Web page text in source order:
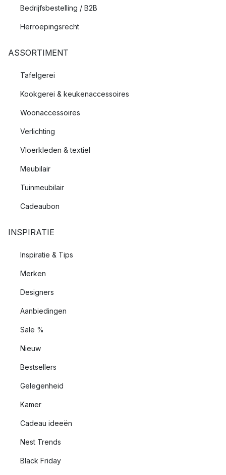
Bedrijfsbestelling / B2B
Herroepingsrecht
ASSORTIMENT
Tafelgerei
Kookgerei & keukenaccessoires
Woonaccessoires
Verlichting
Vloerkleden & textiel
Meubilair
Tuinmeubilair
Cadeaubon
INSPIRATIE
Inspiratie & Tips
Merken
Designers
Aanbiedingen
Sale %
Nieuw
Bestsellers
Gelegenheid
Kamer
Cadeau ideeën
Nest Trends
Black Friday